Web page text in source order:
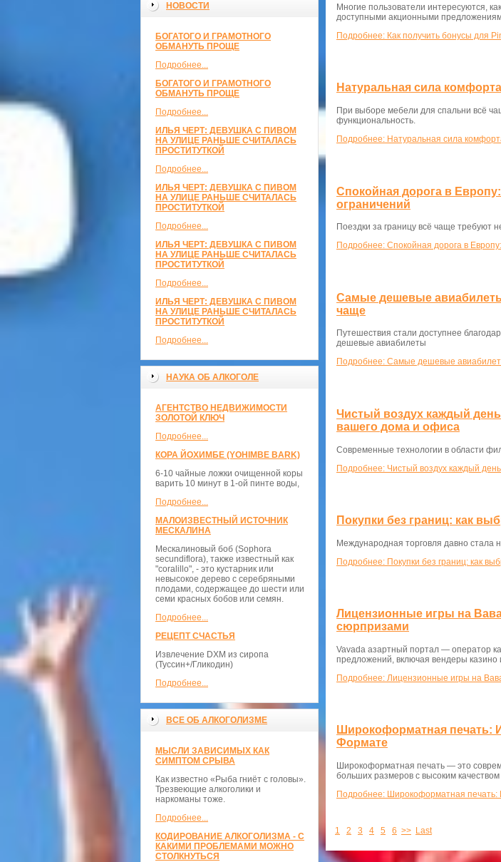
НОВОСТИ
БОГАТОГО И ГРАМОТНОГО
ОБМАНУТЬ ПРОЩЕ
Подробнее...
БОГАТОГО И ГРАМОТНОГО
ОБМАНУТЬ ПРОЩЕ
Подробнее...
ИЛЬЯ ЧЕРТ: ДЕВУШКА С ПИВОМ
НА УЛИЦЕ РАНЬШЕ СЧИТАЛАСЬ
ПРОСТИТУТКОЙ
Подробнее...
ИЛЬЯ ЧЕРТ: ДЕВУШКА С ПИВОМ
НА УЛИЦЕ РАНЬШЕ СЧИТАЛАСЬ
ПРОСТИТУТКОЙ
Подробнее...
ИЛЬЯ ЧЕРТ: ДЕВУШКА С ПИВОМ
НА УЛИЦЕ РАНЬШЕ СЧИТАЛАСЬ
ПРОСТИТУТКОЙ
Подробнее...
ИЛЬЯ ЧЕРТ: ДЕВУШКА С ПИВОМ
НА УЛИЦЕ РАНЬШЕ СЧИТАЛАСЬ
ПРОСТИТУТКОЙ
Подробнее...
НАУКА ОБ АЛКОГОЛЕ
АГЕНТСТВО НЕДВИЖИМОСТИ
ЗОЛОТОЙ КЛЮЧ
Подробнее...
КОРА ЙОХИМБЕ (YOHIMBE BARK)
6-10 чайные ложки очищенной коры
варить 10 минут в 1-ой пинте воды,
Подробнее...
МАЛОИЗВЕСТНЫЙ ИСТОЧНИК
МЕСКАЛИНА
Мескалиновый боб (Sophora
secundiflora), также известный как
"coralillo", - это кустарник или
невысокое дерево с серебряными
плодами, содержащее до шести или
семи красных бобов или семян.
Подробнее...
РЕЦЕПТ СЧАСТЬЯ
Извлечение DXM из сиропа
(Туссин+/Гликодин)
Подробнее...
ВСЕ ОБ АЛКОГОЛИЗМЕ
МЫСЛИ ЗАВИСИМЫХ КАК
СИМПТОМ СРЫВА
Как известно «Рыба гниёт с головы».
Трезвеющие алкоголики и
наркоманы тоже.
Подробнее...
КОДИРОВАНИЕ АЛКОГОЛИЗМА - С
КАКИМИ ПРОБЛЕМАМИ МОЖНО
СТОЛКНУТЬСЯ
Многие пользователи интересуются,
доступными акционными
Подробнее: Как получить бонусы для
Натуральная сила
При выборе мебели для спальни всё
функциональность.
Подробнее: Натуральная сила
Спокойная дорога в
ограничений
Поездки за границу всё чаще требуют
Подробнее: Спокойная дорога в
Самые дешевые
чаще
Путешествия стали доступнее
дешевые авиабилеты
Подробнее: Самые дешевые
Чистый воздух каждый
вашего дома и офиса
Современные технологии в области
Подробнее: Чистый воздух каждый
Покупки без границ: как
Международная торговля давно стала
Подробнее: Покупки без границ: как
Лицензионные игры на
сюрпризами
Vavada азартный портал — оператор
предложений, включая вендеры
Подробнее: Лицензионные игры на
Широкоформатная печать:
Формате
Широкоформатная печать — это
больших размеров с высоким
Подробнее: Широкоформатная
1 2 3 4 5 6 >> Last